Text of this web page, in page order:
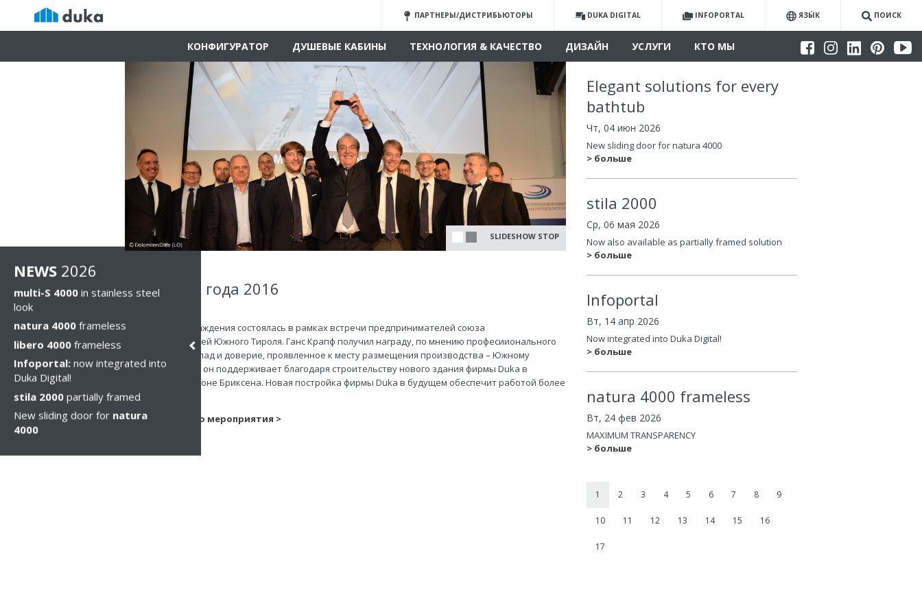
ПАРТНЕРЫ/ДИСТРИБЬЮТОРЫ DUKA DIGITAL INFOPORTAL ЯЗЫ́К ПОИСК
КОНФИГУРАТОР ДУШЕВЫЕ КАБИНЫ ТЕХНОЛОГИЯ & КАЧЕСТВО ДИЗАЙН УСЛУГИ КТО МЫ
SLIDESHOW STOP
Менеджер года 2016
Церемония награждения состоялась в рамках встречи предпринимателей союза
предпринимателей Южного Тироля. Ганс Крапф получил награду, по мнению професиионального
жюри, за свой вклад и доверие, проявленное к месту размещения производства – Южному
Тиролю, который он поддерживает благодаря строительству нового здания фирмы Duka в
промышленной зоне Бриксена. Новая постройка фирмы Duka в будущем обеспечит работой более
300 человек.
смотреть видео мероприятия >
Elegant solutions for every
bathtub
Чт, 04 июн 2026
New sliding door for natura 4000
> больше
stila 2000
Ср, 06 мая 2026
Now also available as partially framed solution
> больше
Infoportal
Вт, 14 апр 2026
Now integrated into Duka Digital!
> больше
natura 4000 frameless
Вт, 24 фев 2026
MAXIMUM TRANSPARENCY
> больше
1 2 3 4 5 6 7 8 9
10 11 12 13 14 15 16
17
NEWS 2026
multi-S 4000 in stainless steel
look
natura 4000 frameless
libero 4000 frameless
Infoportal: now integrated into
Duka Digital!
stila 2000 partially framed
New sliding door for natura
4000